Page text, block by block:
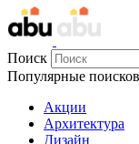
Поиск
Популярные
Акции
Архитектура
Дизайн